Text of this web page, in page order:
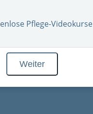
Pflege-Videokurse
Weiter